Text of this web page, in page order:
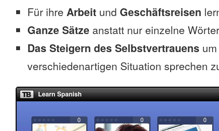
Für ihre Arbeit und Geschäftsreisen
Ganze Sätze anstatt nur einzelne
Das Steigern des Selbstvertrauens
verschiedenartigen Situation sprechen